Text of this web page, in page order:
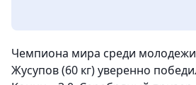
Чемпиона мира среди
Жусупов (60 кг) уверенно